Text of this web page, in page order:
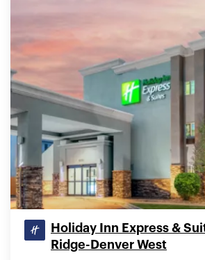
Holiday Inn Express &
Ridge-Denver West